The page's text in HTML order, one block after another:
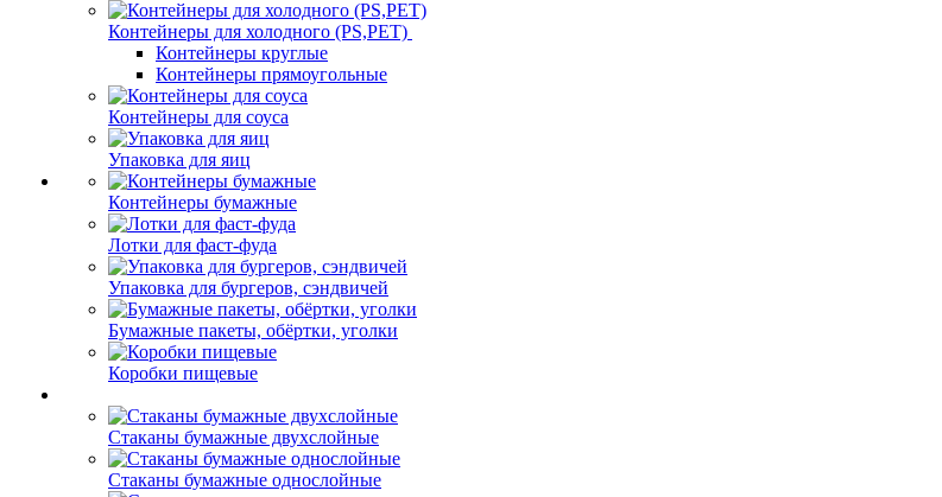
Контейнеры для холодного (PS,PET)
Контейнеры круглые
Контейнеры прямоугольные
Контейнеры для соуса
Упаковка для яиц
Контейнеры бумажные
Лотки для фаст-фуда
Упаковка для бургеров, сэндвичей
Бумажные пакеты, обёртки, уголки
Коробки пищевые
Стаканы бумажные двухслойные
Стаканы бумажные однослойные